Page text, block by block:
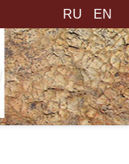
RU EN